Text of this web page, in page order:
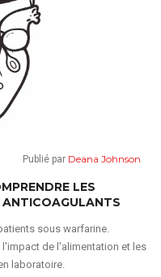
Publié par Deana Johnson
LES
ANTICOAGULANTS
sous warfarine.
de l'alimentation et les
laboratoire.